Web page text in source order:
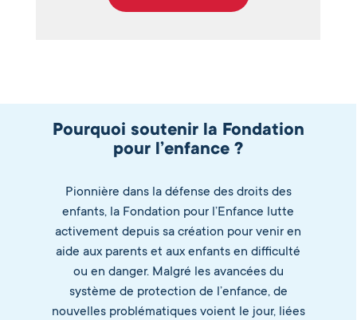
Pourquoi soutenir la Fondation
pour l’enfance ?
Pionnière dans la défense des droits des
enfants, la Fondation pour l’Enfance lutte
activement depuis sa création pour venir en
aide aux parents et aux enfants en difficulté
ou en danger. Malgré les avancées du
système de protection de l’enfance, de
nouvelles problématiques voient le jour, liées